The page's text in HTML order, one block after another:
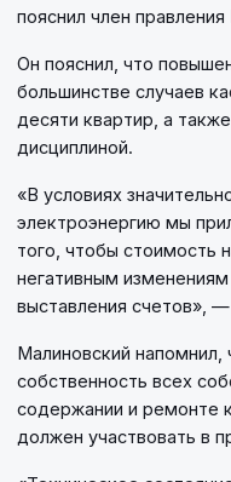
пояснил член
Он пояснил, что
большинстве случаев
десяти квартир, а
дисциплиной.
«В условиях
электроэнергию мы
того, чтобы стоимость
негативным
выставления счетов»,
Малиновский
собственность всех
содержании и ремонте
должен участвовать в